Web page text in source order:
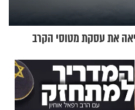
את עסקת מטוסי הקרב